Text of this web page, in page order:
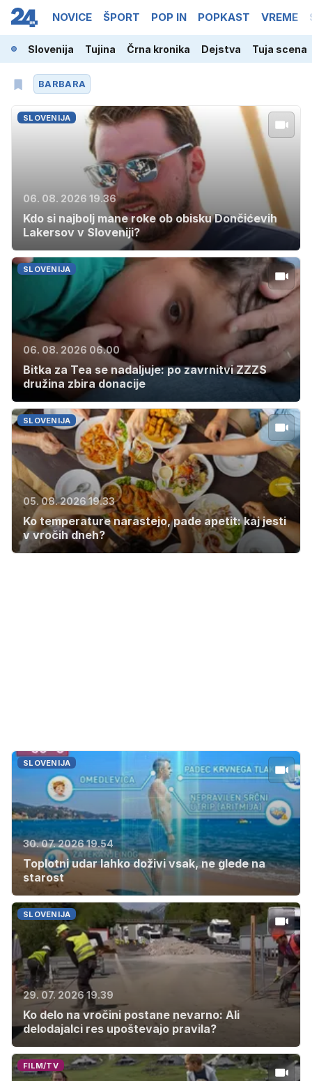
NOVICE ŠPORT POP IN POPKAST VREME
Slovenija Tujina Črna kronika Dejstva Tuja scena
BARBARA
SLOVENIJA
06. 08. 2026 19.36
Kdo si najbolj mane roke ob obisku Dončićevih
Lakersov v Sloveniji?
SLOVENIJA
06. 08. 2026 06.00
Bitka za Tea se nadaljuje: po zavrnitvi ZZZS
družina zbira donacije
SLOVENIJA
05. 08. 2026 19.33
Ko temperature narastejo, pade apetit: kaj jesti
v vročih dneh?
SLOVENIJA
30. 07. 2026 19.54
Toplotni udar lahko doživi vsak, ne glede na
starost
SLOVENIJA
29. 07. 2026 19.39
Ko delo na vročini postane nevarno: Ali
delodajalci res upoštevajo pravila?
FILM/TV